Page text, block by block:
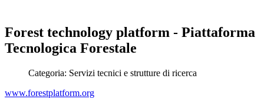
Forest technology platform - Piattaforma
Tecnologica Forestale
Categoria: Servizi tecnici e strutture di ricerca
www.forestplatform.org